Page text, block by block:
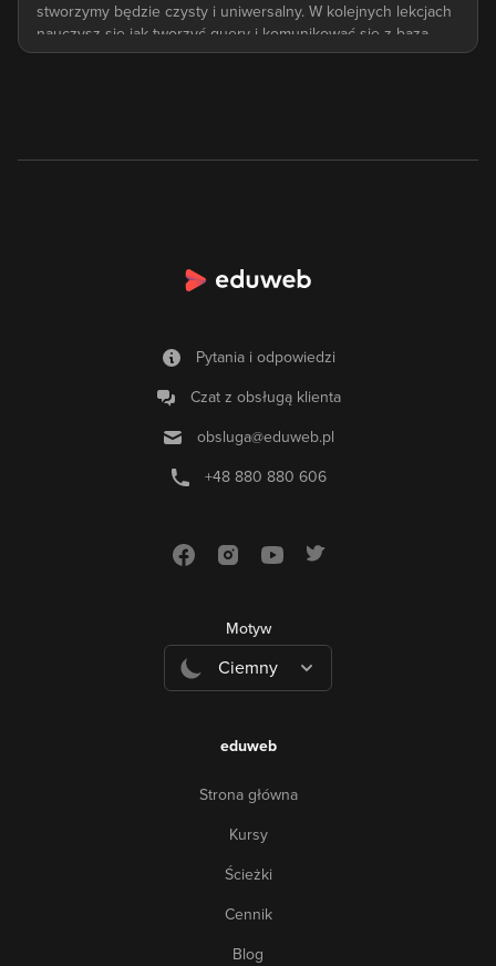
Pytania i odpowiedzi
Czat z obsługą klienta
obsluga@eduweb.pl
+48 880 880 606
Motyw
Ciemny
eduweb
Strona główna
Kursy
Ścieżki
Cennik
Blog